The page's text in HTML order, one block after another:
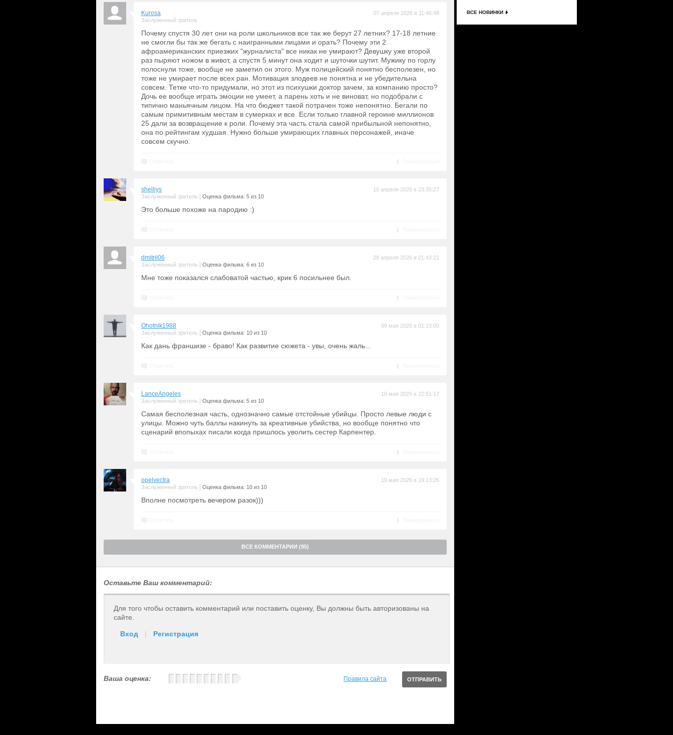
Kurosa
Заслуженный зритель
07 апреля 2026 в 11:46:48
Почему спустя 30 лет они на роли школьников все так же берут 27 летних? 17-18 летние
не смогли бы так же бегать с наигранными лицами и орать? Почему эти 2
афроамериканских приезжих "журналиста" все никак не умирают? Девушку уже второй
раз пыряют ножом в живот, а спустя 5 минут она ходит и шуточки шутит. Мужику по горлу
полоснули тоже, вообще не заметил он этого. Муж полицейский понятно бесполезен, но
тоже не умирает после всех ран. Мотивация злодеев не понятна и не убедительна
совсем. Тетке что-то придумали, но этот из психушки доктор зачем, за компанию просто?
Дочь ее вообще играть эмоции не умеет, а парень хоть и не виноват, но подобрали с
типично маньячным лицом. На что бюджет такой потрачен тоже непонятно. Бегали по
самым примитивным местам в сумерках и все. Если только главной героине миллионов
25 дали за возвращение к роли. Почему эта часть стала самой прибыльной непонятно,
она по рейтингам худшая. Нужно больше умирающих главных персонажей, иначе
совсем скучно.
|
shelliys
Заслуженный зритель Оценка фильма: 5 из 10
10 апреля 2026 в 23:35:27
Это больше похоже на пародию :)
|
dmitrii06
Заслуженный зритель Оценка фильма: 6 из 10
28 апреля 2026 в 21:43:21
Мне тоже показался слабоватой частью, крик 6 посильнее был.
|
Ohotnik1988
Заслуженный зритель Оценка фильма: 10 из 10
09 мая 2026 в 01:13:00
Как дань франшизе - браво! Как развитие сюжета - увы, очень жаль...
|
LanceAngeles
Заслуженный зритель Оценка фильма: 5 из 10
16 мая 2026 в 22:51:17
Самая бесполезная часть, однозначно самые отстойные убийцы. Просто левые люди с
улицы. Можно чуть баллы накинуть за креативные убийства, но вообще понятно что
сценарий впопыхах писали когда пришлось уволить сестер Карпентер.
|
opelvectra
Заслуженный зритель Оценка фильма: 10 из 10
19 мая 2026 в 19:13:26
Вполне посмотреть вечером разок)))
|
ВСЕ КОММЕНТАРИИ (95)
Оставьте Ваш комментарий:
Для того чтобы оставить комментарий или поставить оценку, Вы должны быть авторизованы на
сайте.
Вход | Регистрация
Ваша оценка: Правила сайта
ВСЕ НОВИНКИ